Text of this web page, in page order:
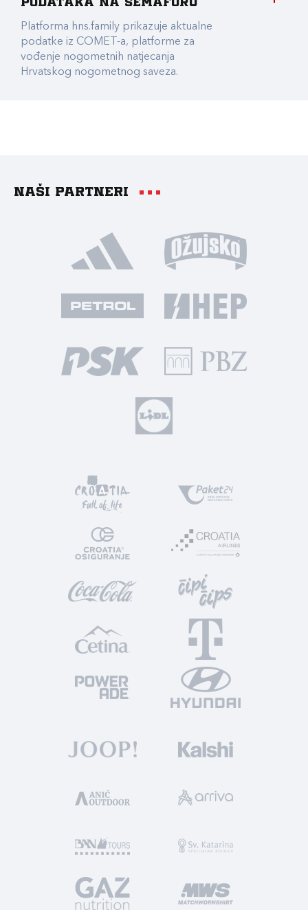
podataka na Semaforu
Platforma hns.family prikazuje aktualne
podatke iz COMET-a, platforme za
vođenje nogometnih natjecanja
Hrvatskog nogometnog saveza.
Naši partneri